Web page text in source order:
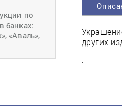
по
банках:
«Аваль»,
других
.